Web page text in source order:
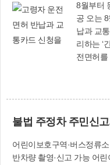
보장협의
고, 지난 5
㈜정현
‘다온뱅
층 지원
부를 비
민과 봉사
해 하반
4662)
독은 “코
표 선발
를 거두
과 응원
다. 한편 사상구청 양궁팀은 지난해 전국 규모 양
궁대회
과
8월부터
공 오는 8월부터 고령 운전자의 운전면허 자진 반
납과 교
리하는 ‘간소
전면허를
에서 한
‘고령자
하려면
불법 주정차 주민신
어린이보호구역·버스정류소 등 5개 구역 누구
반차량 촬영·신고 가능 어